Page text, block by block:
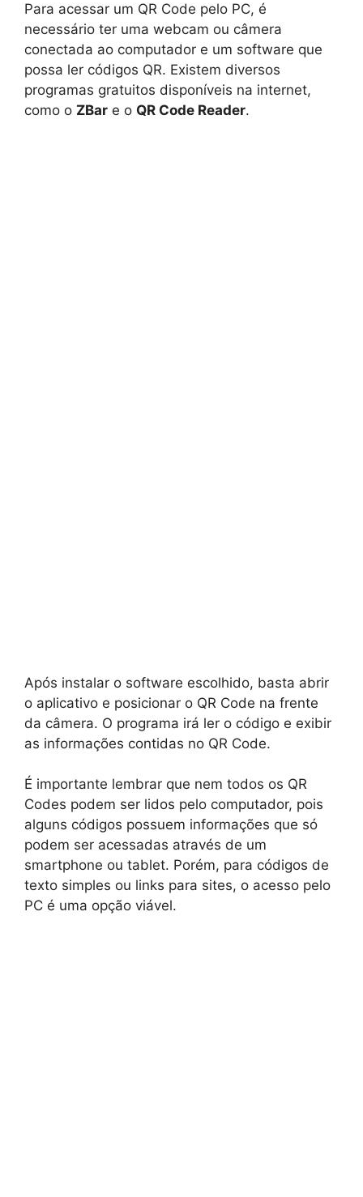
Para acessar um QR Code pelo PC, é
necessário ter uma webcam ou câmera
conectada ao computador e um software que
possa ler códigos QR. Existem diversos
programas gratuitos disponíveis na internet,
como o ZBar e o QR Code Reader.
Após instalar o software escolhido, basta abrir
o aplicativo e posicionar o QR Code na frente
da câmera. O programa irá ler o código e exibir
as informações contidas no QR Code.
É importante lembrar que nem todos os QR
Codes podem ser lidos pelo computador, pois
alguns códigos possuem informações que só
podem ser acessadas através de um
smartphone ou tablet. Porém, para códigos de
texto simples ou links para sites, o acesso pelo
PC é uma opção viável.